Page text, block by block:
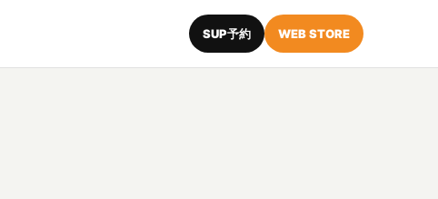
SUP予約 WEB STORE